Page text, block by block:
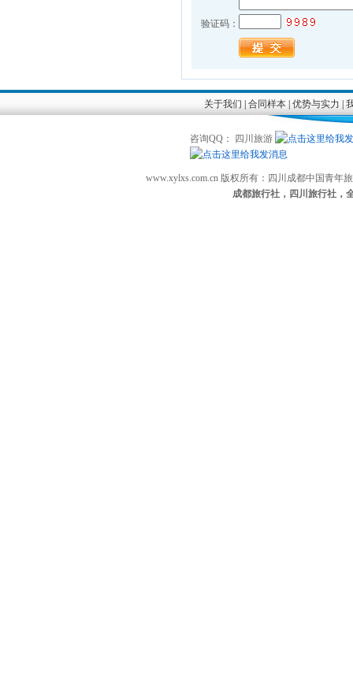
验证码：
关于我们 合同样本| 优势与实力
咨询QQ： 四川旅游
www.xylxs.com.cn 版权所有：四川成都中国青
成都旅行社，四川旅行社，